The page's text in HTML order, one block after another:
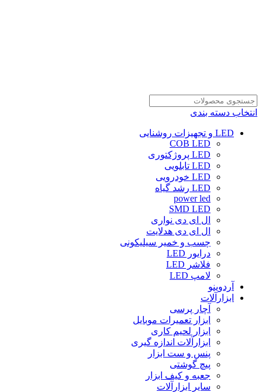
انتخاب دسته بندی
LED و تجهیزات روشنایی
COB LED
LED پروژکتوری
LED تابلویی
LED خودرویی
LED رشد گیاه
power led
SMD LED
ال ای دی نواری
ال ای دی هدلایت
چسب و خمیر سیلیکونی
درایور LED
فلاشر LED
لامپ LED
آردوینو
ابزارآلات
آچار پرسی
ابزار تعمیرات موبایل
ابزار لحیم کاری
ابزارآلات اندازه گیری
پنس و ست ابزار
پیچ گوشتی
جعبه و کیف ابزار
سایر ابزارآلات